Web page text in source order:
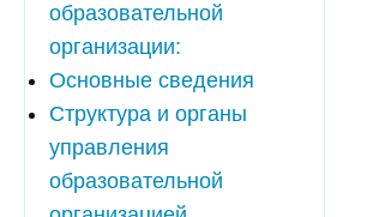
образовательной
организации:
Основные сведения
Структура и органы
управления
образовательной